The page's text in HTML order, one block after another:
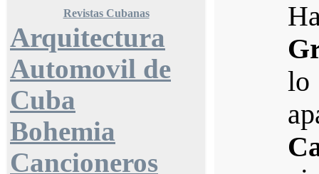
Revistas Cubanas
Arquitectura
Automovil de
Cuba
Bohemia
Cancioneros
lo